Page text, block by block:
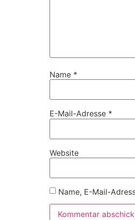
Name *
E-Mail-Adresse *
Website
Name, E-Mail-